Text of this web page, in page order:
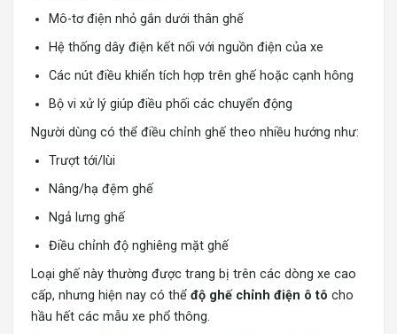
Mô-tơ điện nhỏ gắn dưới thân ghế
Hệ thống dây điện kết nối với nguồn điện của xe
Các nút điều khiển tích hợp trên ghế hoặc cạnh hông
Bộ vi xử lý giúp điều phối các chuyển động
Người dùng có thể điều chỉnh ghế theo nhiều hướng như:
Trượt tới/lùi
Nâng/hạ đệm ghế
Ngả lưng ghế
Điều chỉnh độ nghiêng mặt ghế
Loại ghế này thường được trang bị trên các dòng xe cao
cấp, nhưng hiện nay có thể độ ghế chỉnh điện ô tô cho
hầu hết các mẫu xe phổ thông.